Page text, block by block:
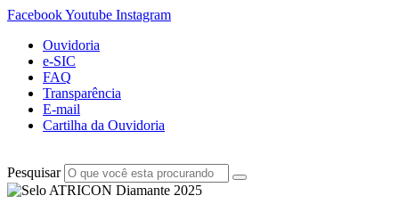
FacebookYoutube Instagram
Ouvidoria
e-SIC
FAQ
Transparência
E-mail
Cartilha da Ouvidoria
Pesquisar